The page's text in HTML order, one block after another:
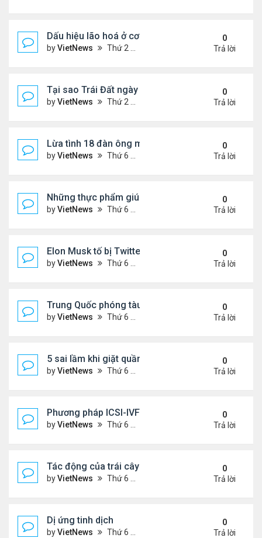
Dấu hiệu lão hoá ở cơ quan sinh dục nam
byVietNews Thứ 2 Tháng 8 08, 2022 12:21 pm
0
Trả lời
Tại sao Trái Đất ngày càng rời xa Mặt Trời?
byVietNews Thứ 2 Tháng 8 08, 2022 12:00 pm
0
Trả lời
Lừa tình 18 đàn ông một lúc
byVietNews Thứ 6 Tháng 8 05, 2022 4:18 pm
0
Trả lời
Những thực phẩm giúp giảm mỡ bụng
byVietNews Thứ 6 Tháng 8 05, 2022 3:08 pm
0
Trả lời
Elon Musk tố bị Twitter lừa
byVietNews Thứ 6 Tháng 8 05, 2022 3:01 pm
0
Trả lời
Trung Quốc phóng tàu vũ trụ tái sử dụng bí ẩn
byVietNews Thứ 6 Tháng 8 05, 2022 2:24 pm
0
Trả lời
5 sai lầm khi giặt quần áo
byVietNews Thứ 6 Tháng 8 05, 2022 2:21 pm
0
Trả lời
Phương pháp ICSI-IVF điều trị vô sinh nam nặng
byVietNews Thứ 6 Tháng 8 05, 2022 12:24 pm
0
Trả lời
Tác động của trái cây sấy đến đường huyết
byVietNews Thứ 6 Tháng 8 05, 2022 12:13 pm
0
Trả lời
Dị ứng tinh dịch
byVietNews Thứ 6 Tháng 8 05, 2022 12:06 pm
0
Trả lời